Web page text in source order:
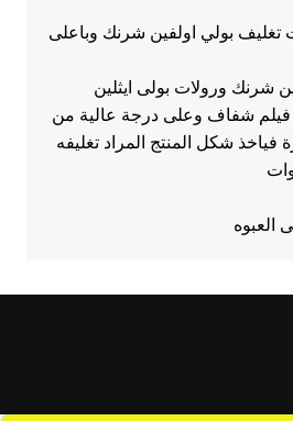
تغليف بولي اولفين شرنك وباعلى
شرنك ورولات بولى ايثلين
شفاف وعلى درجة عالية من
فياخذ شكل المنتج المراد تغليفه
العبوه